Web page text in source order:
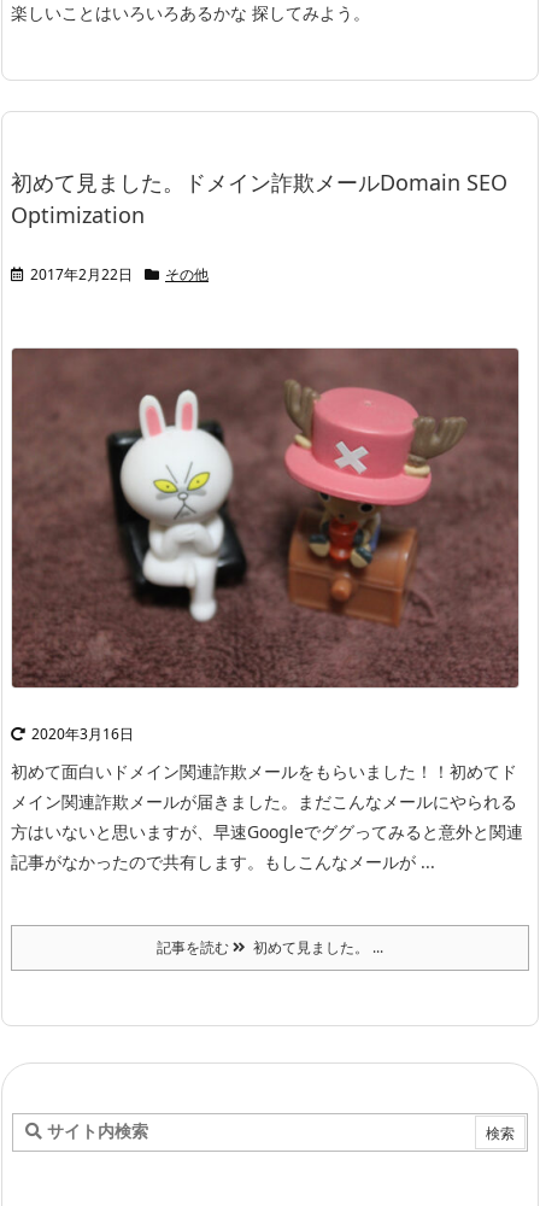
楽しいことはいろいろあるかな 探してみよう。
初めて見ました。ドメイン詐欺メールDomain SEO
Optimization
2017年2月22日 その他
2020年3月16日
初めて面白いドメイン関連詐欺メールをもらいました！！ 初めてド
メイン関連詐欺メールが届きました。まだこんなメールにやられる
方はいないと思いますが、早速Googleでググってみると意外と関連
記事がなかったので共有します。もしこんなメールが ...
記事を読む 初めて見ました。 ...